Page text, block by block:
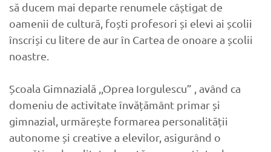
să ducem mai departe renumele câștigat de
oamenii de cultură, foști profesori și elevi ai școlii
înscriși cu litere de aur în Cartea de onoare a școlii
noastre.
Școala Gimnazială ,,Oprea Iorgulescu” , având ca
domeniu de activitate învățământ primar și
gimnazial, urmărește formarea personalității
autonome și creative a elevilor, asigurând o